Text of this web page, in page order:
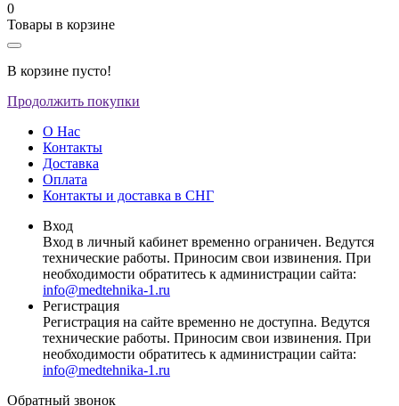
0
Товары в корзине
В корзине пусто!
Продолжить покупки
О Нас
Контакты
Доставка
Оплата
Контакты и доставка в СНГ
Вход
Вход в личный кабинет временно ограничен. Ведутся
технические работы. Приносим свои извинения. При
необходимости обратитесь к администрации сайта:
info@medtehnika-1.ru
Регистрация
Регистрация на сайте временно не доступна. Ведутся
технические работы. Приносим свои извинения. При
необходимости обратитесь к администрации сайта:
info@medtehnika-1.ru
Обратный звонок